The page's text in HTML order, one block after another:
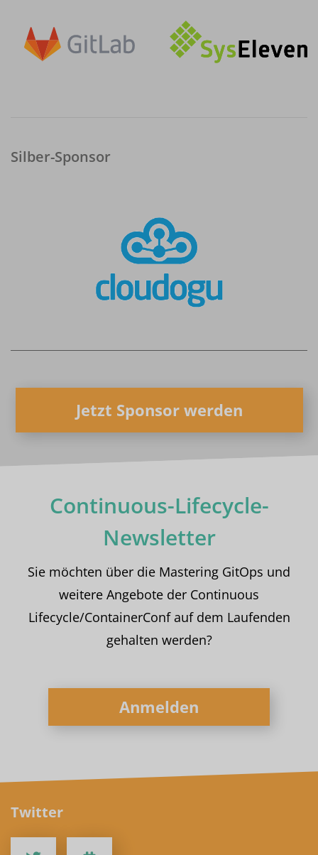
Silber-Sponsor
Jetzt Sponsor werden
Continuous-Lifecycle-
Newsletter
Sie möchten über die Mastering GitOps und
weitere Angebote der Continuous
Lifecycle/ContainerConf auf dem Laufenden
gehalten werden?
Anmelden
Twitter